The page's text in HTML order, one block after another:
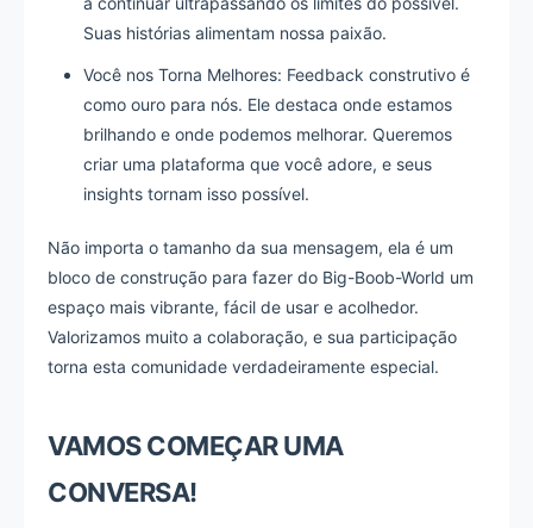
Suas histórias alimentam nossa paixão.
Você nos Torna Melhores: Feedback construtivo é
como ouro para nós. Ele destaca onde estamos
brilhando e onde podemos melhorar. Queremos
criar uma plataforma que você adore, e seus
insights tornam isso possível.
Não importa o tamanho da sua mensagem, ela é um
bloco de construção para fazer do Big-Boob-World um
espaço mais vibrante, fácil de usar e acolhedor.
Valorizamos muito a colaboração, e sua participação
torna esta comunidade verdadeiramente especial.
VAMOS COMEÇAR UMA
CONVERSA!